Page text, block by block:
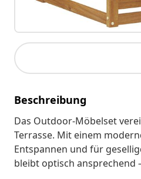
Beschreibung
Das Outdoor-Möbelset
Terrasse. Mit einem
Entspannen und für
bleibt optisch ansprechend